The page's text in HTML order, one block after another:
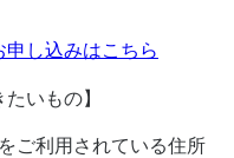
し込みはこちら
いもの】
ご利用されている住所